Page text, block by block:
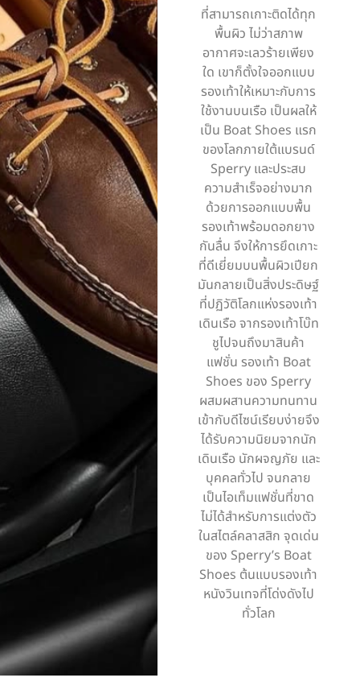
ที่สามารถเกาะติดได้ทุก
พื้นผิว ไม่ว่าสภาพ
อากาศจะเลวร้ายเพียง
ใด เขาก็ตั้งใจออกแบบ
รองเท้าให้เหมาะกับการ
ใช้งานบนเรือ เป็นผลให้
เป็น Boat Shoes แรก
ของโลกภายใต้แบรนด์
Sperry และประสบ
ความสำเร็จอย่างมาก
ด้วยการออกแบบพื้น
รองเท้าพร้อมดอกยาง
กันลื่น จึงให้การยึดเกาะ
ที่ดีเยี่ยมบนพื้นผิวเปียก
มันกลายเป็นสิ่งประดิษฐ์
ที่ปฏิวัติโลกแห่งรองเท้า
เดินเรือ จากรองเท้าโบ๊ท
ชูไปจนถึงมาสินค้า
แฟชั่น รองเท้า Boat
Shoes ของ Sperry
ผสมผสานความทนทาน
เข้ากับดีไซน์เรียบง่ายจึง
ได้รับความนิยมจากนัก
เดินเรือ นักผจญภัย และ
บุคคลทั่วไป จนกลาย
เป็นไอเท็มแฟชั่นที่ขาด
ไม่ได้สำหรับการแต่งตัว
ในสไตล์คลาสสิก จุดเด่น
ของ Sperry’s Boat
Shoes ต้นแบบรองเท้า
หนังวินเทจที่โด่งดังไป
ทั่วโลก